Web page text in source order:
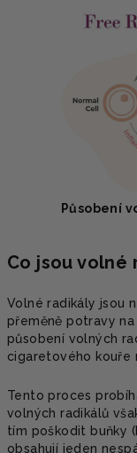
Působení
Co jsou volné
Volné radikály jsou
přeměně potravy
působení volných
cigaretového kouře
Tento proces
volných radikálů
tím poškodit buňky
obsahují jeden